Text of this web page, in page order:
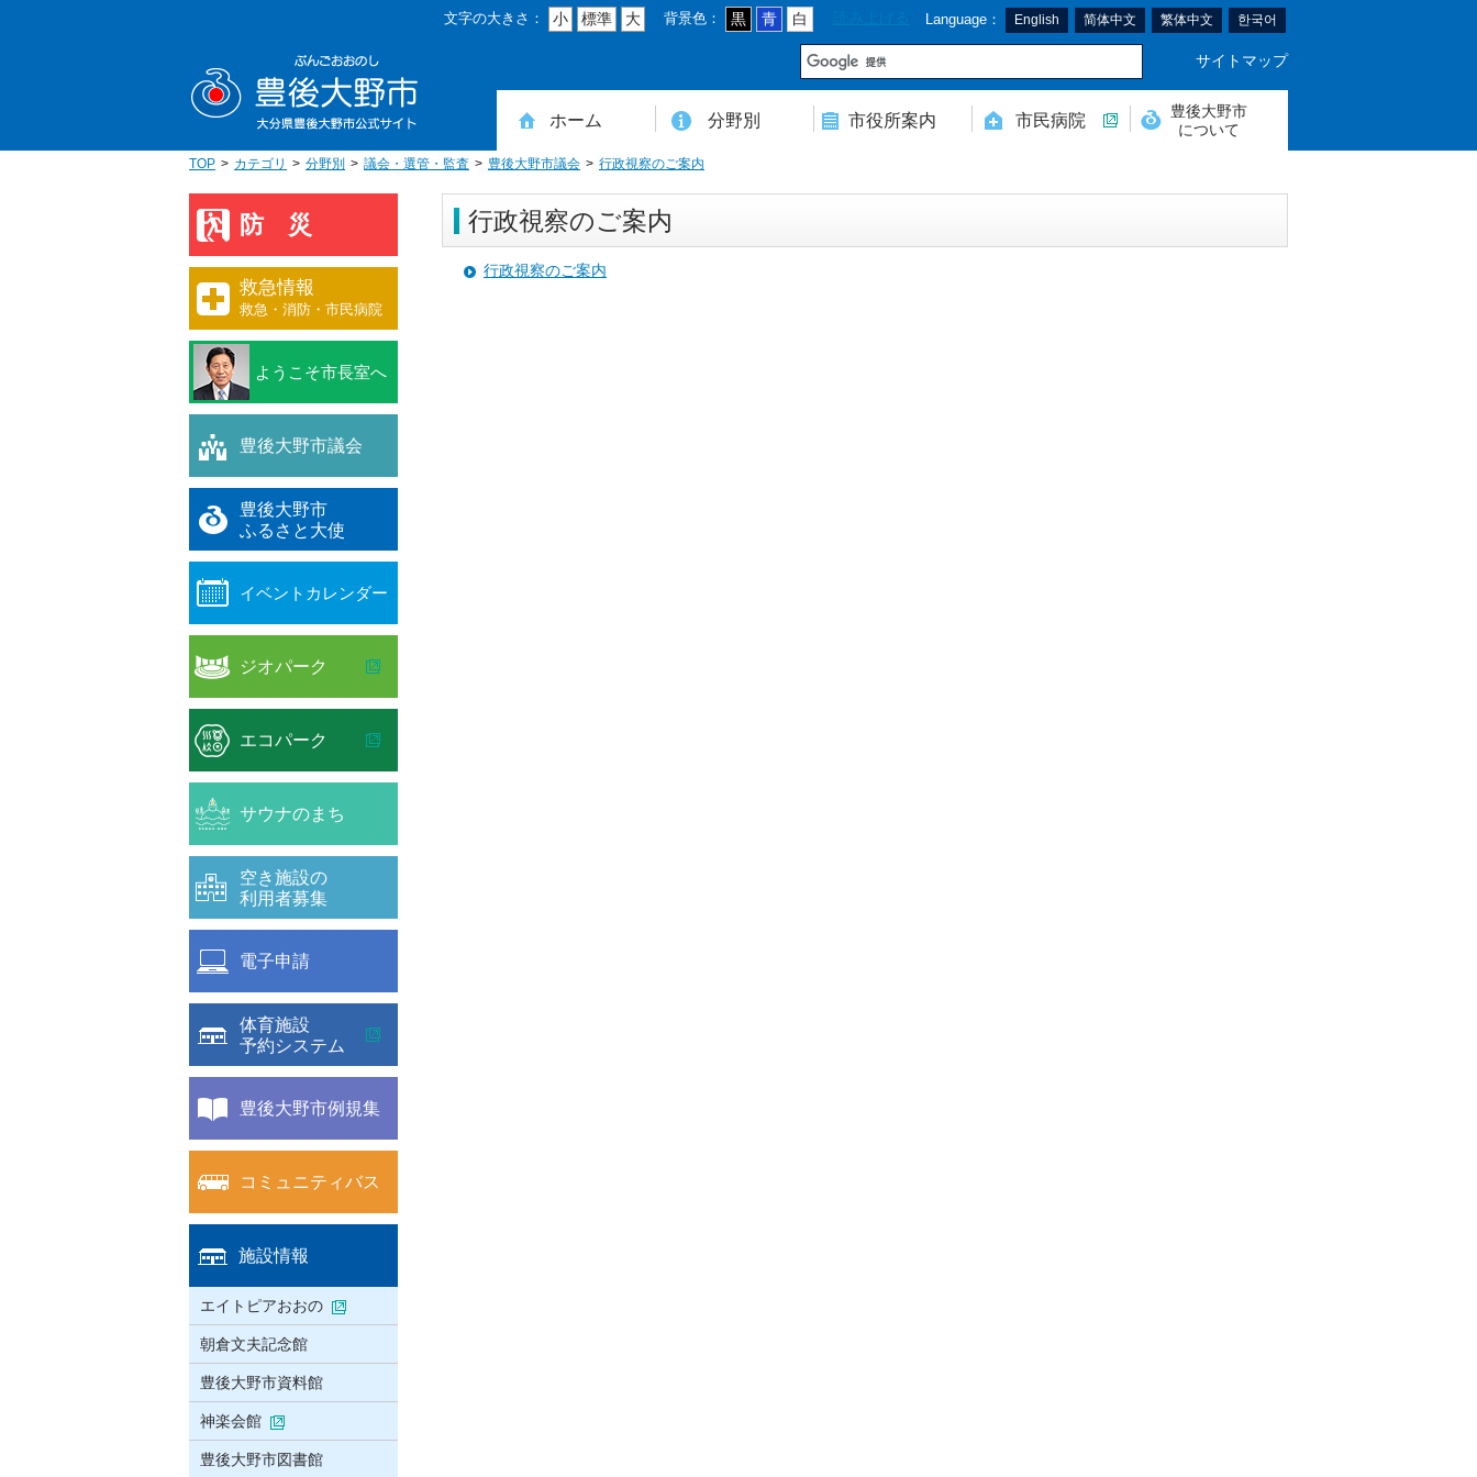
移
文字の大きさ： 小 標準 大 背景色： 黒 青 白 Language： English 简体中文 繁体中文 한국어
サイトマップ
ホーム 分野別
住民登録・戸籍・印鑑・マイナンバー
税・年金・国民健康保険・後期高齢者医療
教育・文化・スポーツ・人権・男女共同参画
健康・医療・介護・福祉・食育
消防・防災・安全・環境・ごみ・住宅・水道
商工・労働・消費者行政
入札・契約・工事・委託
農業・林業・農業委員会事務局
道路・都市計画・地籍・交通
議会・選管・監査
まちづくり・財政・管財・各種計画・人事・各支所・その他
市役所案内
本庁舎案内図
庁舎案内
行政組織
市民病院
豊後大野市
について
人口・世帯数・高齢者人口
豊後大野市の概要
豊後大野市の歴史
合併経過
市章・市民憲章・市花・市木等
豊後大野市友好交流協定
豊後大野市のすがた
豊後大野市の観光
豊後大野市の各種計画
ようこそ市長室へ
名誉市民
豊後大野市ふるさと大使
TOP カテゴリ 分野別 議会・選管・監査 豊後大野市議会 行政視察のご案内
行政視察のご案内
行政視察のご案内
防災
救急情報
救急・消防・市民病院
ようこそ市長室へ
豊後大野市議会
豊後大野市
ふるさと大使
イベントカレンダー
ジオパーク
エコパーク
サウナのまち
空き施設の
利用者募集
電子申請
体育施設
予約システム
豊後大野市例規集
コミュニティバス
施設情報
エイトピアおおの
朝倉文夫記念館
豊後大野市資料館
神楽会館
豊後大野市図書館